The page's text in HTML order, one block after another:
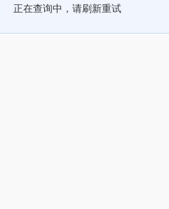
正在查询中，请刷新重试